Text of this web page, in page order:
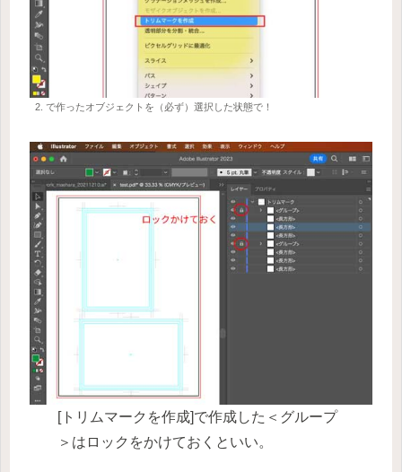
2. で作ったオブジェクトを（必ず）選択した状態で！
[トリムマークを作成]で作成した＜グループ
＞はロックをかけておくといい。